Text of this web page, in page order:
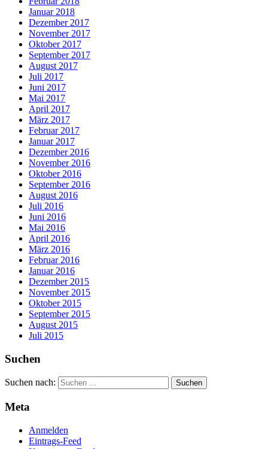
Januar 2018
Dezember 2017
November 2017
Oktober 2017
September 2017
August 2017
Juli 2017
Juni 2017
Mai 2017
April 2017
März 2017
Februar 2017
Januar 2017
Dezember 2016
November 2016
Oktober 2016
September 2016
August 2016
Juli 2016
Juni 2016
Mai 2016
April 2016
März 2016
Februar 2016
Januar 2016
Dezember 2015
November 2015
Oktober 2015
September 2015
August 2015
Juli 2015
Suchen
Suchen nach:
Meta
Anmelden
Eintrags-Feed